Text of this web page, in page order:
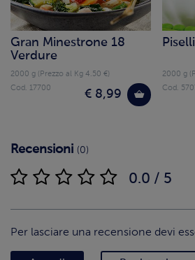
Gran Minestrone 18
Verdure
2000 g (Prezzo al Kg 4.50 €)
€ 8,99
Cod. 17700
2000 g
Cod.
Recensioni (0)
0.0 / 5
Per lasciare una recensione devi